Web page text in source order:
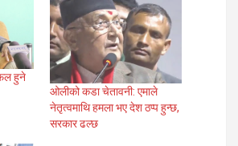
हुने
ओलीको कडा चेतावनी: एमाले
नेतृत्वमाथि हमला भए देश ठप्प हुन्छ,
सरकार ढल्छ